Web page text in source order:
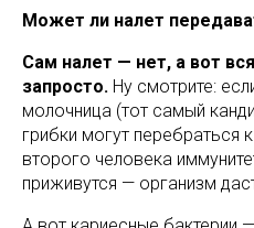
Может ли налет
Сам налет — нет, а вот
запросто. Ну смотрите:
молочница (тот самый
грибки могут перебраться
второго человека
приживутся — организм